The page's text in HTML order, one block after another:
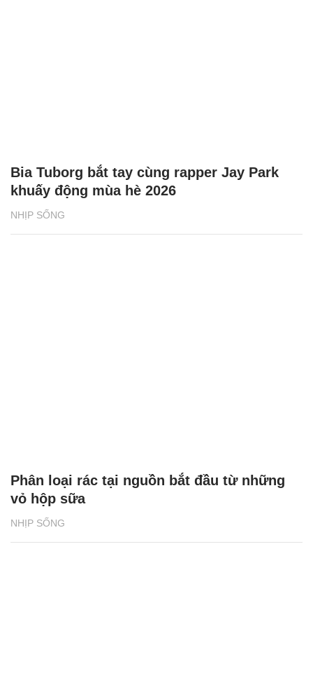
NHỊP SỐNG
Bia Tuborg bắt tay cùng rapper Jay Park
khuấy động mùa hè 2026
NHỊP SỐNG
Phân loại rác tại nguồn bắt đầu từ những
vỏ hộp sữa